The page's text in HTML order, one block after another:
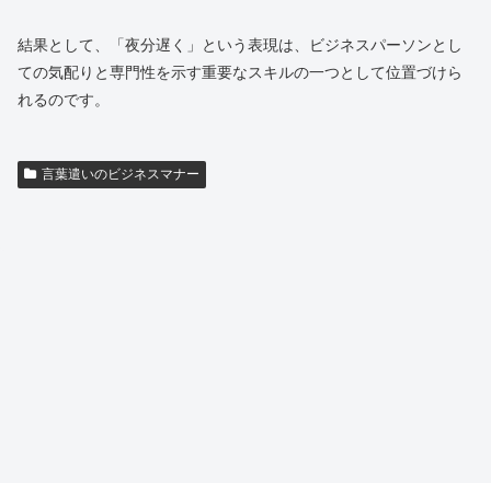
結果として、「夜分遅く」という表現は、ビジネスパーソンとし
ての気配りと専門性を示す重要なスキルの一つとして位置づけら
れるのです。
言葉遣いのビジネスマナー